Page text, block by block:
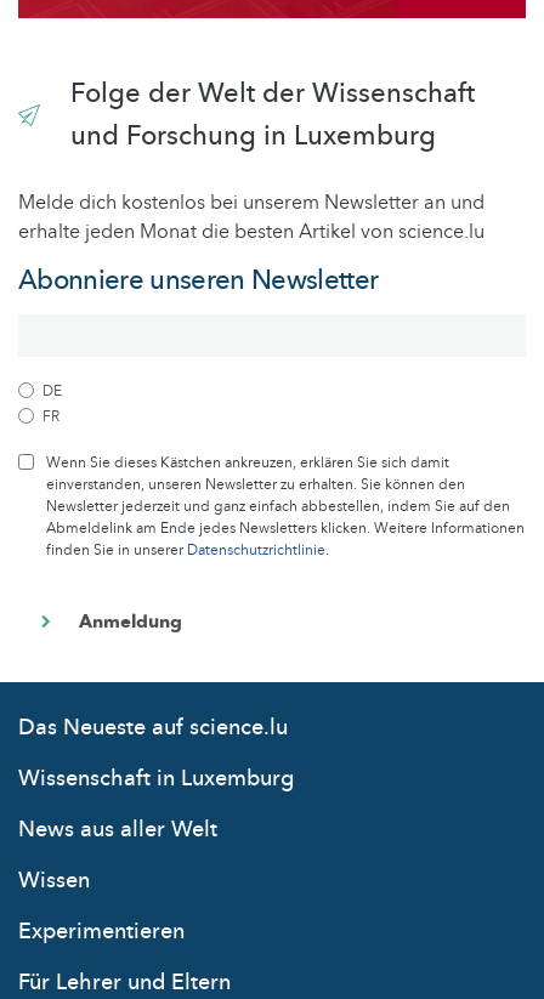
Folge der Welt der Wissenschaft
und Forschung in Luxemburg
Melde dich kostenlos bei unserem Newsletter an und
erhalte jeden Monat die besten Artikel von science.lu
Abonniere unseren Newsletter
DE
FR
Wenn Sie dieses Kästchen ankreuzen, erklären Sie sich damit
einverstanden, unseren Newsletter zu erhalten. Sie können den
Newsletter jederzeit und ganz einfach abbestellen, indem Sie auf den
Abmeldelink am Ende jedes Newsletters klicken. Weitere Informationen
finden Sie in unsererDatenschutzrichtlinie.
Das Neueste auf science.lu
Wissenschaft in Luxemburg
News aus aller Welt
Wissen
Experimentieren
Für Lehrer und Eltern